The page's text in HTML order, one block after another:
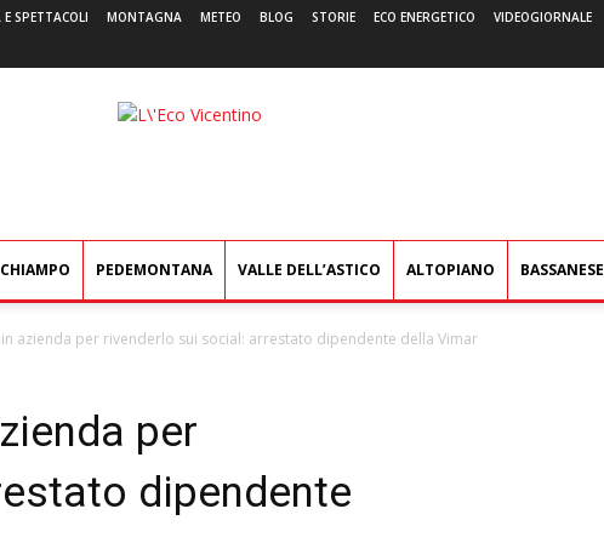
E SPETTACOLI MONTAGNA METEO BLOG STORIE ECO ENERGETICO VIDEOGIORNALE
L'Eco
PEDEMONTANA VALLE DELL’ASTICO ALTOPIANO BASSANESE
azienda per rivenderlo sui social: arrestato dipendente della Vimar
per
dipendente